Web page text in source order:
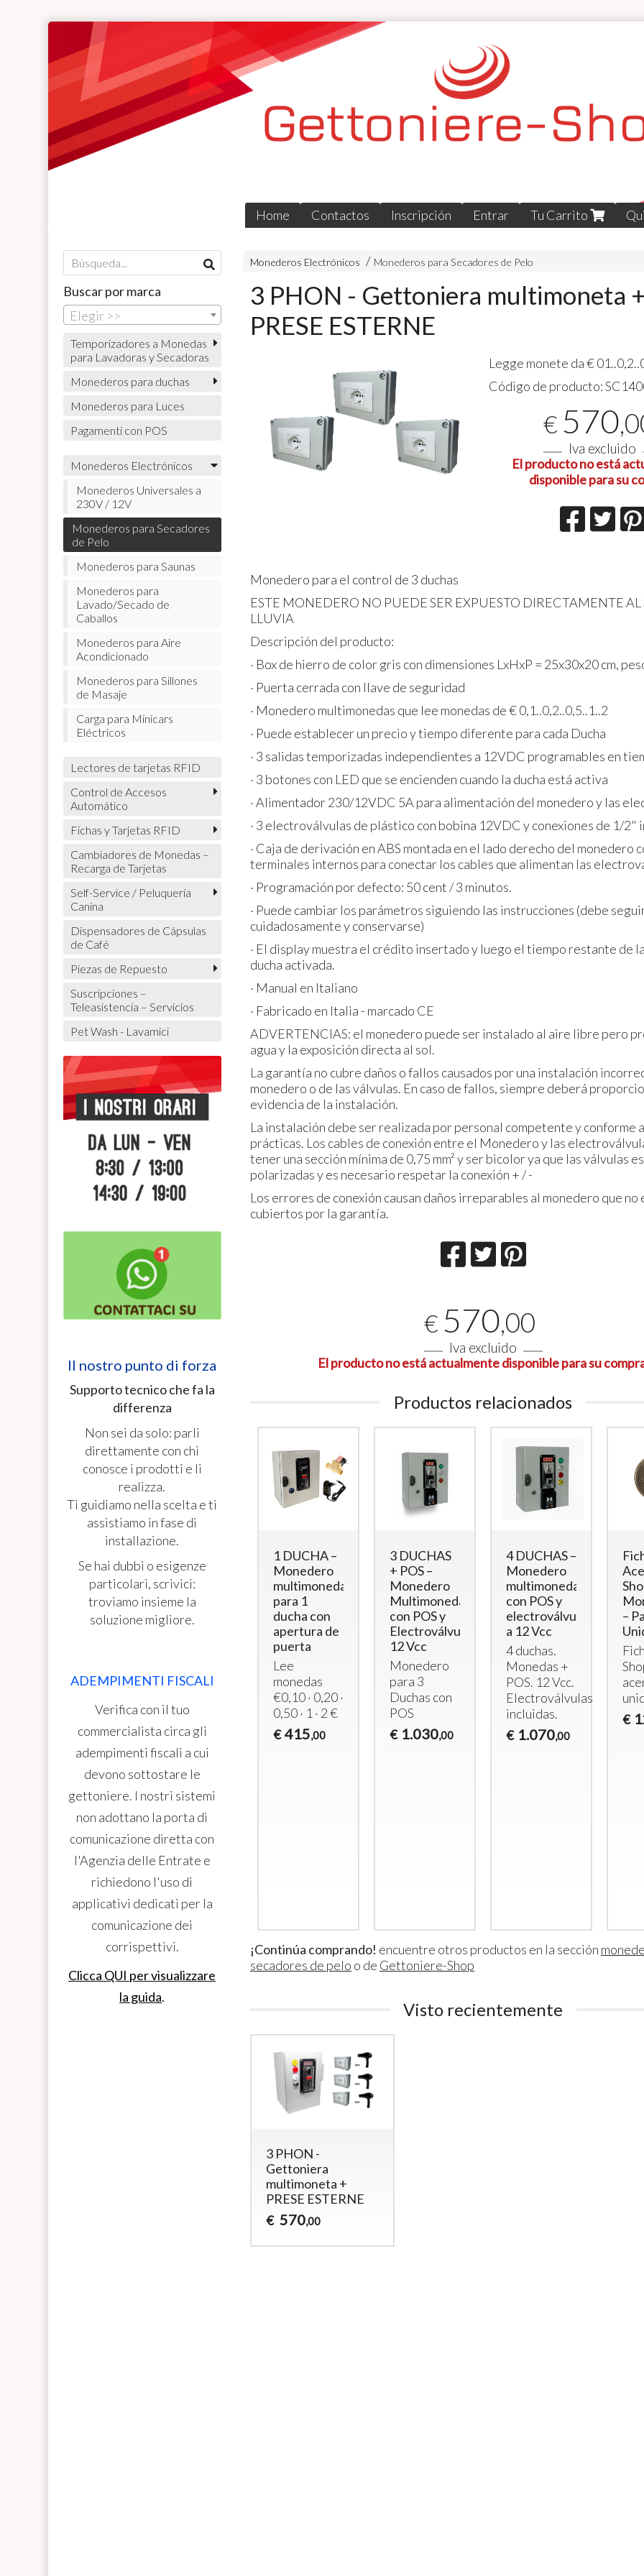
Home Contactos Inscripción Entrar Tu Carrito
Monederos Electrónicos Monederos para Secadores de Pelo
3 PHON - Gettoniera multimoneta +
PRESE ESTERNE
Legge monete da €
Código de producto:
€ 570
Iva excluido
El producto no está
disponible para su
Monedero para el control de 3 duchas
ESTE MONEDERO NO PUEDE SER EXPUESTO DIRECTAMENTE AL
LLUVIA
Descripción del producto:
· Box de hierro de color gris con dimensiones LxHxP = 25x30x20 cm,
· Puerta cerrada con llave de seguridad
· Monedero multimonedas que lee monedas de € 0,1..0,2..0,5..1..2
· Puede establecer un precio y tiempo diferente para cada Ducha
· 3 salidas temporizadas independientes a 12VDC programables en
· 3 botones con LED que se encienden cuando la ducha está activa
· Alimentador 230/12VDC 5A para alimentación del monedero y las
· 3 electroválvulas de plástico con bobina 12VDC y conexiones de 1/2"
· Caja de derivación en ABS montada en el lado derecho del monedero
terminales internos para conectar los cables que alimentan las
· Programación por defecto: 50 cent / 3 minutos.
· Puede cambiar los parámetros siguiendo las instrucciones (debe
cuidadosamente y conservarse)
· El display muestra el crédito insertado y luego el tiempo restante de
ducha activada.
· Manual en Italiano
· Fabricado en Italia - marcado CE
ADVERTENCIAS: el monedero puede ser instalado al aire libre pero
agua y la exposición directa al sol.
La garantía no cubre daños o fallos causados por una instalación
monedero o de las válvulas. En caso de fallos, siempre deberá
evidencia de la instalación.
La instalación debe ser realizada por personal competente y conforme
prácticas. Los cables de conexión entre el Monedero y las
tener una sección mínima de 0,75 mm² y ser bicolor ya que las válvulas
polarizadas y es necesario respetar la conexión + / -
Los errores de conexión causan daños irreparables al monedero que no
cubiertos por la garantía.
€ 570,00
Iva excluido
El producto no está actualmente disponible para su
Productos relacionados
Multimoneda
Secador –
Temporizador
Monedero
Multimoneda
Temporizador
y Display
310,00
electrónico
para 2
duchas con
monedas y
RFID
2 duchas –
RFID
recargable
€ 438 ,00
1 DUCHA –
Monedero
multimoneda
para 1
ducha con
apertura de
puerta
Lee
monedas
€0,10 · 0,20 ·
0,50 · 1 · 2 €
€ 415,00
3 DUCHAS
+ POS –
Monedero
Multimoneda
con POS y
Electroválvulas
12 Vcc
Monedero
para 3
Duchas con
POS
€ 1.030,00
4 DUCHAS –
Monedero
multimoneda
con POS y
electroválvulas
a 12 Vcc
4 duchas.
Monedas +
POS. 12 Vcc.
Electroválvulas
incluidas.
€ 1.070,00
–
€
¡Continúa comprando! encuentre otros productos en la sección
secadores de pelo o de Gettoniere-Shop
Visto recientemente
3 PHON -
Gettoniera
multimoneta +
PRESE ESTERNE
€ 570,00
Buscar por marca
Elegir >>
Temporizadores a Monedas
para Lavadoras y Secadoras
Monederos para duchas
Monederos para Luces
Pagamenti con POS
Monederos Electrónicos
Monederos Universales a
230V / 12V
Monederos para Secadores
de Pelo
Monederos para Saunas
Monederos para
Lavado/Secado de
Caballos
Monederos para Aire
Acondicionado
Monederos para Sillones
de Masaje
Carga para Minicars
Eléctricos
Lectores de tarjetas RFID
Control de Accesos
Automático
Fichas y Tarjetas RFID
Cambiadores de Monedas –
Recarga de Tarjetas
Self-Service / Peluquería
Canina
Dispensadores de Cápsulas
de Café
Piezas de Repuesto
Suscripciones –
Teleasistencia – Servicios
Pet Wash - Lavamici
Il nostro punto di forza
Supporto tecnico che fa la
differenza
Non sei da solo: parli
direttamente con chi
conosce i prodotti e li
realizza.
Ti guidiamo nella scelta e ti
assistiamo in fase di
installazione.
Se hai dubbi o esigenze
particolari, scrivici:
troviamo insieme la
soluzione migliore.
ADEMPIMENTI FISCALI
Verifica con il tuo
commercialista circa gli
adempimenti fiscali a cui
devono sottostare le
gettoniere. I nostri sistemi
non adottano la porta di
comunicazione diretta con
l'Agenzia delle Entrate e
richiedono l'uso di
applicativi dedicati per la
comunicazione dei
corrispettivi.
Clicca QUI per visualizzare
la guida.
Ottima
06-08-
Pulseras RFID para 1
Ducha con Electroválvula
con salida 12Vcc
€ 220 ,00
Gettoniera per 6 Lavatrici
domestiche (o 3 lavatrici e